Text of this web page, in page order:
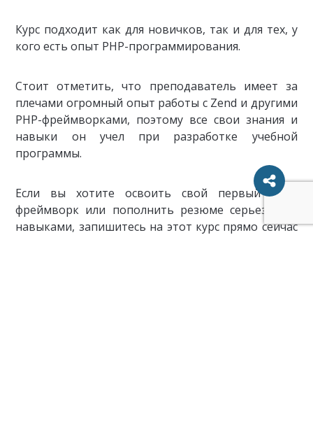
Курс подходит как для новичков, так и для тех, у
кого есть опыт PHP-программирования.
Стоит отметить, что преподаватель имеет за
плечами огромный опыт работы с Zend и другими
PHP-фреймворками, поэтому все свои знания и
навыки он учел при разработке учебной
программы.
Если вы хотите освоить свой первый PHP-
фреймворк или пополнить резюме серьезными
навыками, запишитесь на этот курс прямо сейчас